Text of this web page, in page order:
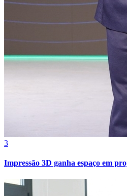
3
Impressão 3D ganha espaço em